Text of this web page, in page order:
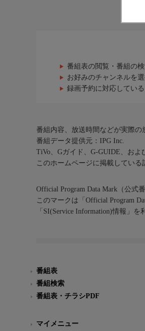
番組表の閲覧・番組の
お好みのチャンネルを
録画予約に対応してい
番組内容、放送時間などが実際の
番組データ提供元：IPG Inc.
TiVo、Gガイド、G-GUIDE、およ
このホームページに掲載している
Official Program Data Mark（公式
このマークは「Official Program
「SI(Service Information)情報」
番組表
番組検索
番組表・チラシPDF
マイメニュー